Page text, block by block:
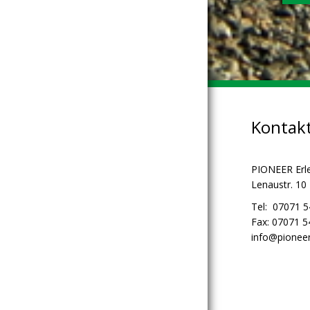
PIONEER
Lenaustr.
Tel: 07071
Fax: 07071